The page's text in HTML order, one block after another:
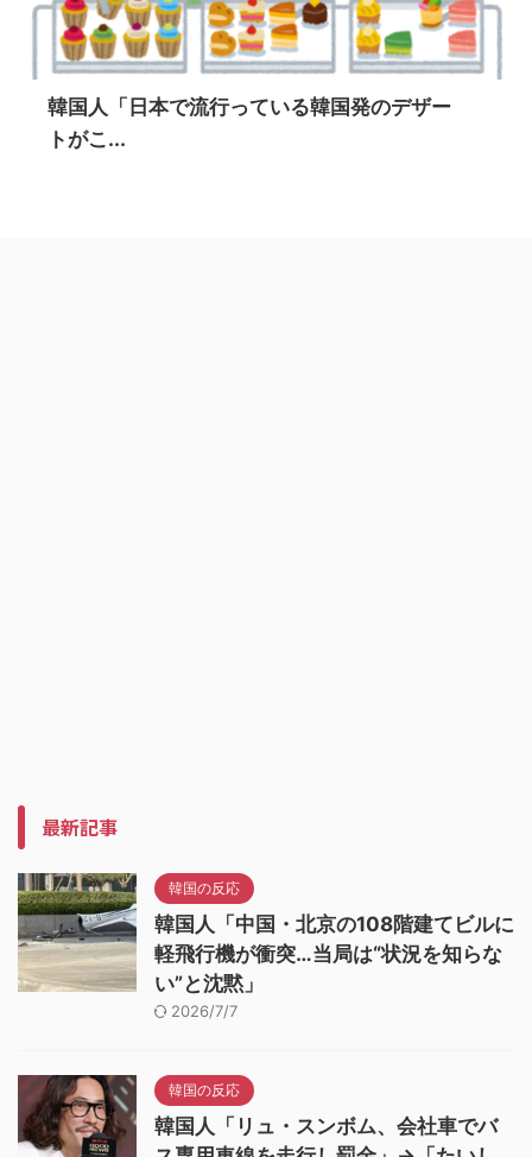
韓国人「日本で流行っている韓国発のデザー
トがこ...
最新記事
韓国の反応
韓国人「中国・北京の108階建てビルに
軽飛行機が衝突…当局は“状況を知らな
い”と沈黙」
2026/7/7
韓国の反応
韓国人「リュ・スンボム、会社車でバ